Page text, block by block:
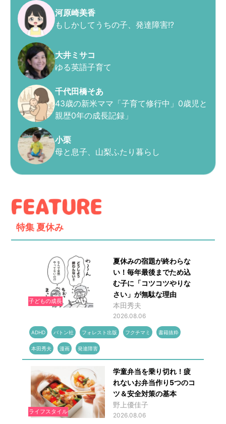
河原崎美香
もしかしてうちの子、発達障害!?
大井ミサコ
ゆる英語子育て
千代田橋そあ
43歳の新米ママ「子育て修行中」0歳児と
親歴0年の成長記録」
小栗
母と息子、山梨ふたり暮らし
特集 夏休み
子どもの成長
夏休みの宿題が終わらな
い！毎年最後までため込
む子に「コツコツやりな
さい」が無駄な理由
本田秀夫
2026.08.06
ADHD バトン社 フォレスト出版 フクチマミ 書籍抜粋
本田秀夫 漫画 発達障害
ライフスタイル
学童弁当を乗り切れ！疲
れないお弁当作り5つのコ
ツ＆安全対策の基本
野上優佳子
2026.08.06